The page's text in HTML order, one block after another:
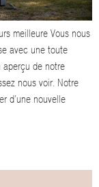
meilleure Vous nous
avec une toute
aperçu de notre
nous voir. Notre
d’une nouvelle